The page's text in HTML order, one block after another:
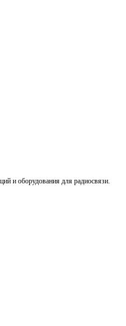
и оборудования для радиосвязи.